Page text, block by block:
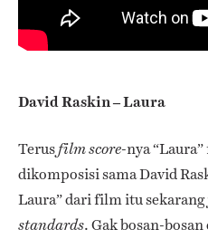
David Raskin – Laura
Terus filmscore-nya
dikomposisi sama David
Laura” dari film itu sekarang
standards. Gak bosan-